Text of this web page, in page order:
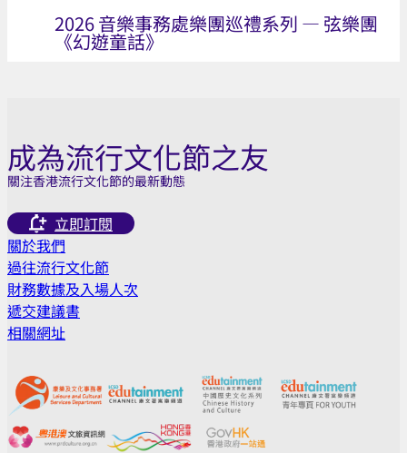
2026 音樂事務處樂團巡禮系列 — 弦樂團
《幻遊童話》
成為流行文化節之友
關注香港流行文化節的最新動態
立即訂閱
關於我們
過往流行文化節
財務數據及入場人次
遞交建議書
相關網址